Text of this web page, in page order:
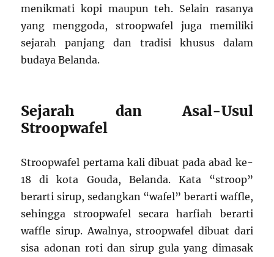
menikmati kopi maupun teh. Selain rasanya
yang menggoda, stroopwafel juga memiliki
sejarah panjang dan tradisi khusus dalam
budaya Belanda.
Sejarah dan Asal-Usul
Stroopwafel
Stroopwafel pertama kali dibuat pada abad ke-
18 di kota Gouda, Belanda. Kata “stroop”
berarti sirup, sedangkan “wafel” berarti waffle,
sehingga stroopwafel secara harfiah berarti
waffle sirup. Awalnya, stroopwafel dibuat dari
sisa adonan roti dan sirup gula yang dimasak